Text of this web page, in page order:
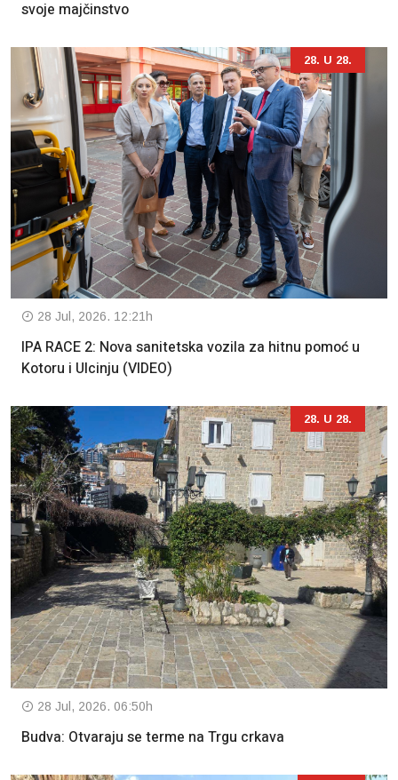
svoje majčinstvo
28. U 28.
28 Jul, 2026. 12:21h
IPA RACE 2: Nova sanitetska vozila za hitnu pomoć u
Kotoru i Ulcinju (VIDEO)
28. U 28.
28 Jul, 2026. 06:50h
Budva: Otvaraju se terme na Trgu crkava